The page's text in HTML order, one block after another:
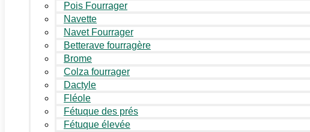
Pois Fourrager
Navette
Navet Fourrager
Betterave fourragère
Brome
Colza fourrager
Dactyle
Fléole
Fétuque des prés
Fétuque élevée